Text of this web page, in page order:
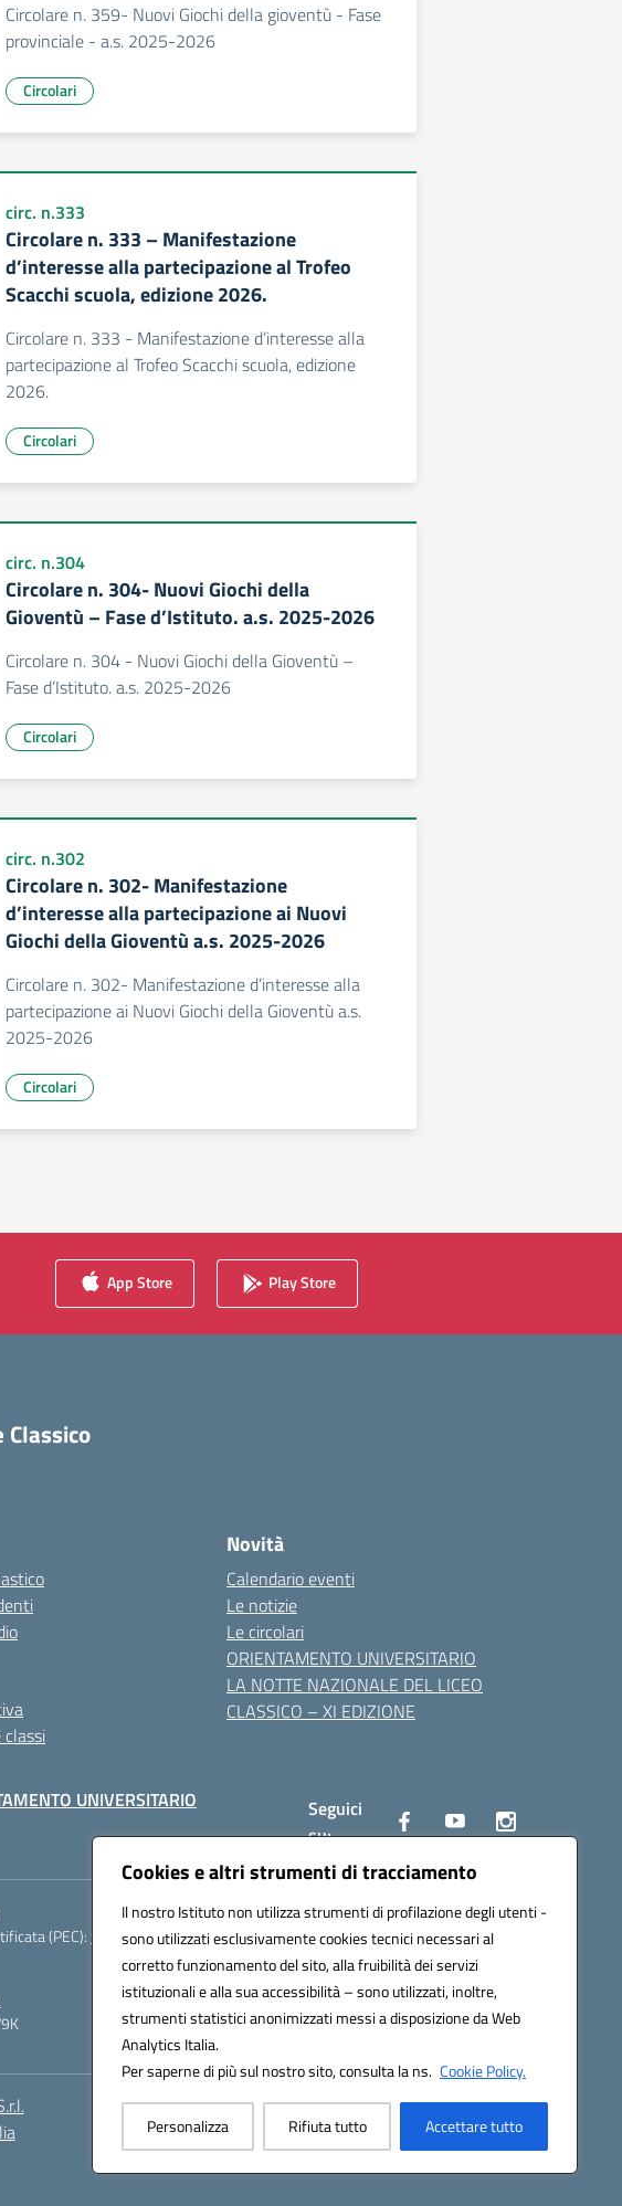
Cookies e altri strumenti di tracciamento
Il nostro Istituto non utilizza strumenti di profilazione degli utenti -
sono utilizzati esclusivamente cookies tecnici necessari al
corretto funzionamento del sito, alla fruibilità dei servizi
istituzionali e alla sua accessibilità – sono utilizzati, inoltre,
strumenti statistici anonimizzati messi a disposizione da Web
Analytics Italia.
Per saperne di più sul nostro sito, consulta la ns. Cookie Policy.
Personalizza Rifiuta tutto Accettare tutto
Circolare n. 359- Nuovi Giochi della gioventù - Fase
provinciale - a.s. 2025-2026
Circolari
circ. n.333
Circolare n. 333 – Manifestazione
d’interesse alla partecipazione al Trofeo
Scacchi scuola, edizione 2026.
Circolare n. 333 - Manifestazione d’interesse alla
partecipazione al Trofeo Scacchi scuola, edizione
2026.
Circolari
circ. n.304
Circolare n. 304- Nuovi Giochi della
Gioventù – Fase d’Istituto. a.s. 2025-2026
Circolare n. 304 - Nuovi Giochi della Gioventù –
Fase d’Istituto. a.s. 2025-2026
Circolari
circ. n.302
Circolare n. 302- Manifestazione
d’interesse alla partecipazione ai Nuovi
Giochi della Gioventù a.s. 2025-2026
Circolare n. 302- Manifestazione d’interesse alla
partecipazione ai Nuovi Giochi della Gioventù a.s.
2025-2026
Circolari
App Store Play Store
Novità
Calendario eventi
Le notizie
Le circolari
ORIENTAMENTO UNIVERSITARIO
LA NOTTE NAZIONALE DEL LICEO
CLASSICO – XI EDIZIONE
UNIVERSITARIO
Seguici
su:
(PEC):fgps210002@pec.istruzione.it